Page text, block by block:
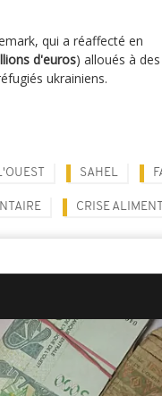
qui a réaffecté en
d'euros) alloués à des
ukrainiens.
SAHEL
CRISE